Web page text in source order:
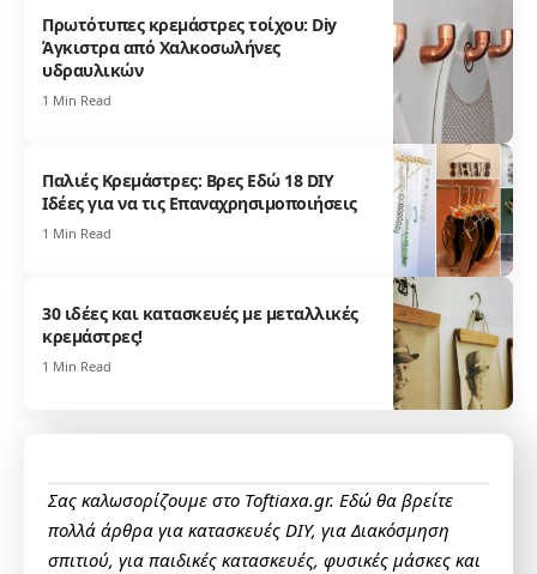
Πρωτότυπες κρεμάστρες τοίχου: Diy
Άγκιστρα από Χαλκοσωλήνες
υδραυλικών
1 Min Read
Παλιές Κρεμάστρες: Βρες Εδώ 18 DIY
Ιδέες για να τις Επαναχρησιμοποιήσεις
1 Min Read
30 ιδέες και κατασκευές με μεταλλικές
κρεμάστρες!
1 Min Read
Σας καλωσορίζουμε στο Toftiaxa.gr. Εδώ θα βρείτε
πολλά άρθρα για κατασκευές DIY, για Διακόσμηση
σπιτιού, για παιδικές κατασκευές, φυσικές μάσκες και